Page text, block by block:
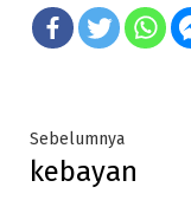
Post
navigation
SebelumnyaPrevious
post:
kebayan